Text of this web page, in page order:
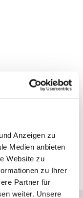
Anzeigen zu
Medien anbieten
Website zu
zu Ihrer
Partner für
weiter. Unsere